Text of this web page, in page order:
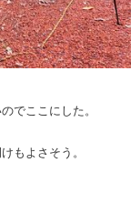
でここにした。
もよさそう。